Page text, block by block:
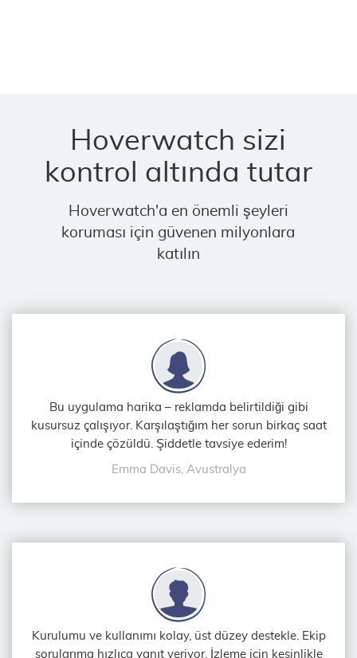
Hoverwatch sizi
kontrol altında tutar
Hoverwatch'a en önemli şeyleri
koruması için güvenen milyonlara
katılın
Bu uygulama harika – reklamda belirtildiği gibi
kusursuz çalışıyor. Karşılaştığım her sorun birkaç saat
içinde çözüldü. Şiddetle tavsiye ederim!
Emma Davis, Avustralya
Kurulumu ve kullanımı kolay, üst düzey destekle. Ekip
sorularıma hızlıca yanıt veriyor. İzleme için kesinlikle